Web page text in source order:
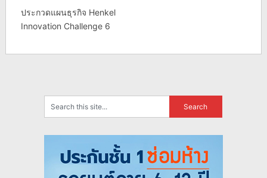
ประกวดแผนธุรกิจ Henkel
Innovation Challenge 6